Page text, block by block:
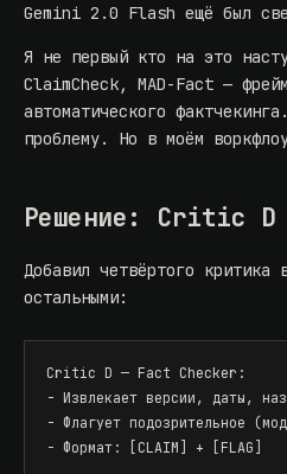
Gemini 2.0 Flash ещё был
Я не первый кто на это
ClaimCheck, MAD-Fact —
автоматического
проблему. Но в моём
Решение: Critic D
Добавил четвёртого критика
остальными:
Critic D — Fact Checker:
- Извлекает версии, даты,
- Флагует подозрительное
- Формат: [CLAIM] + [FLAG]